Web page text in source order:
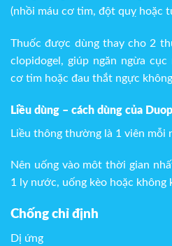
(nhồi máu cơ tim, đột quỵ hoặc
Thuốc được dùng thay cho 2
clopidogel, giúp ngăn ngừa
cơ tim hoặc đau thắt ngực
Liều dùng – cách dùng của
Liều thông thường là 1 viên mỗi
Nên uống vào môt thời gian
1 ly nước, uống kèo hoặc không
Chống chỉ định
Dị ứng